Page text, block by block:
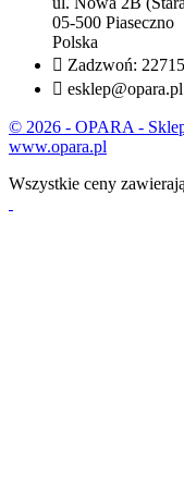
05-500 Piaseczno
Polska
 Zadzwoń:
 esklep@opara.pl
© 2026 - OPARA -
www.opara.pl
Wszystkie ceny